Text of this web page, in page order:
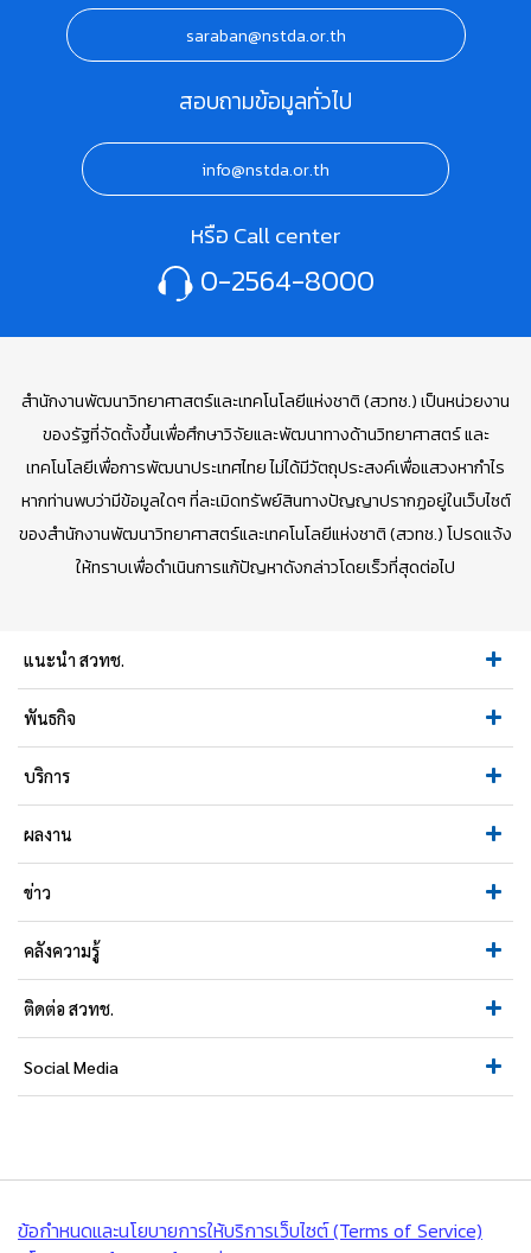
saraban@nstda.or.th
สอบถามข้อมูลทั่วไป
info@nstda.or.th
หรือ Call center
0-2564-8000
สำนักงานพัฒนาวิทยาศาสตร์และเทคโนโลยีแห่งชาติ (สวทช.) เป็นหน่วยงาน
ของรัฐที่จัดตั้งขึ้นเพื่อศึกษาวิจัยและพัฒนาทางด้านวิทยาศาสตร์ และ
เทคโนโลยีเพื่อการพัฒนาประเทศไทย ไม่ได้มีวัตถุประสงค์เพื่อแสวงหากำไร
หากท่านพบว่ามีข้อมูลใดๆ ที่ละเมิดทรัพย์สินทางปัญญาปรากฏอยู่ในเว็บไซต์
ของสำนักงานพัฒนาวิทยาศาสตร์และเทคโนโลยีแห่งชาติ (สวทช.) โปรดแจ้ง
ให้ทราบเพื่อดำเนินการแก้ปัญหาดังกล่าวโดยเร็วที่สุดต่อไป
แนะนำ สวทช.
พันธกิจ
บริการ
ผลงาน
ข่าว
คลังความรู้
ติดต่อ สวทช.
Social Media
ข้อกำหนดและนโยบายการให้บริการเว็บไซต์ (Terms of Service)